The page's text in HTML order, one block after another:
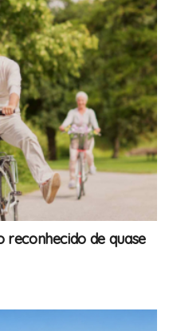
reconhecido de quase